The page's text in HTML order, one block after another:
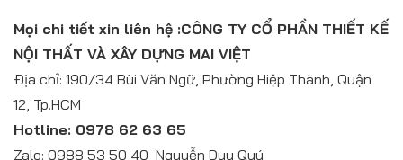
Mọi chi tiết xin liên hệ :CÔNG TY CỔ PHẦN THIẾT KẾ
NỘI THẤT VÀ XÂY DỰNG MAI VIỆT
Ðịa chỉ: 190/34 Bùi Văn Ngữ, Phường Hiệp Thành, Quận
12, Tp.HCM
Hotline: 0978 62 63 65
Zalo: 0988 53 50 40 Nguyễn Duy Quý